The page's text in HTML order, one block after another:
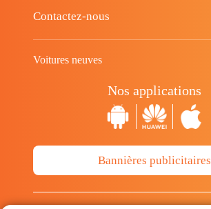
Contactez-nous
Voitures neuves
Nos applications
Bannières publicitaires